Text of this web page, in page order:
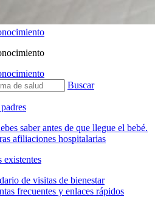
Buscar
saber antes de que llegue el bebé.
afiliaciones hospitalarias
existentes
de visitas de bienestar
frecuentes y enlaces rápidos